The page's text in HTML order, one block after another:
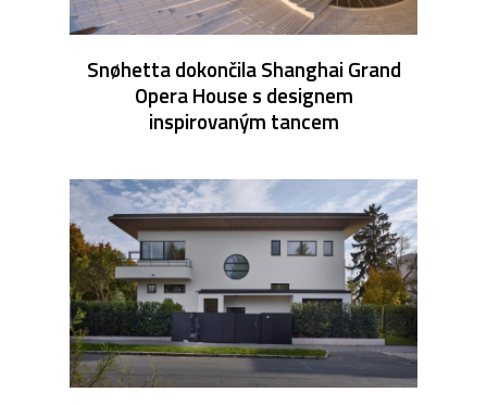
Snøhetta dokončila Shanghai Grand
Opera House s designem
inspirovaným tancem